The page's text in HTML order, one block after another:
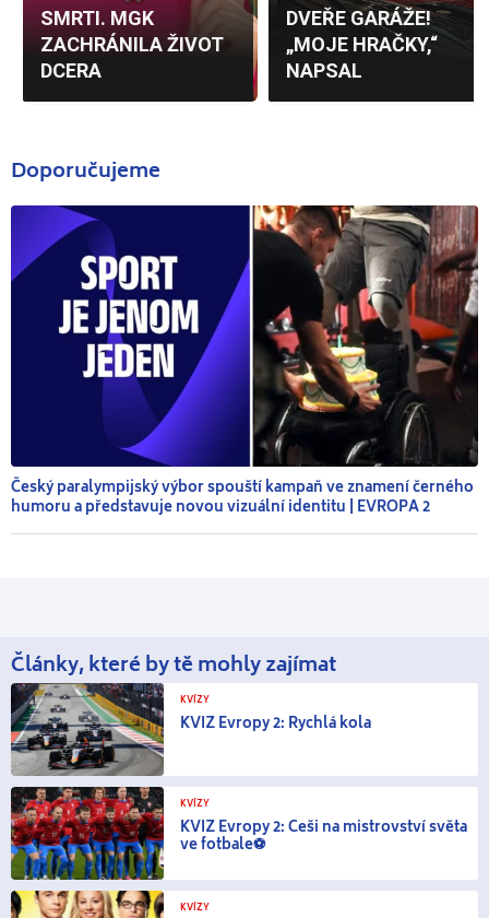
Doporučujeme
Český paralympijský výbor spouští kampaň ve znamení černého
humoru a představuje novou vizuální identitu | EVROPA 2
Články, které by tě mohly zajímat
KVÍZY
KVÍZ Evropy 2: Rychlá kola
KVÍZY
KVÍZ Evropy 2: Češi na mistrovství světa
ve fotbale⚽
KVÍZY